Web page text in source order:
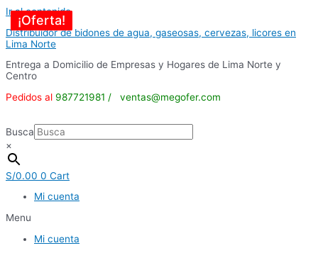
Ir al contenido
Distribuidor de bidones de agua, gaseosas, cervezas, licores en
Lima Norte
Entrega a Domicilio de Empresas y Hogares de Lima Norte y
Centro
Pedidos al 987721981 / ventas@megofer.com
Busca
×
S/0.00 0 Cart
Mi cuenta
Menu
Mi cuenta
¡Oferta!
¡Oferta!
¡Oferta!
¡Oferta!
¡Oferta!
¡Oferta!
¡Oferta!